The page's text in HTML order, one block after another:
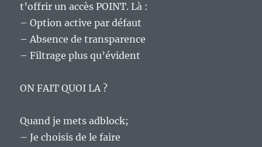
t’offrir un accès POINT. Là :
– Option active par défaut
– Absence de transparence
– Filtrage plus qu’évident
ON FAIT QUOI LA ?
Quand je mets adblock;
– Je choisis de le faire